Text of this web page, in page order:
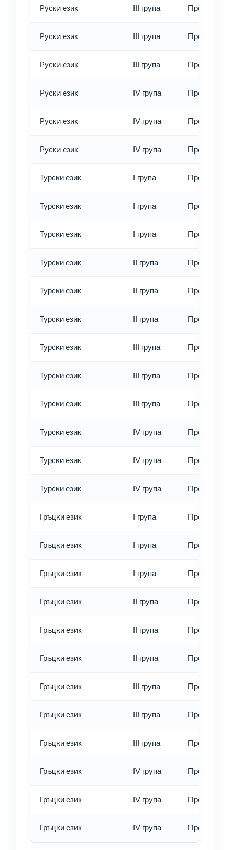
Руски език III група Превод -
Руски език III група Превод -
Руски език III група Превод -
Руски език IV група Превод -
Руски език IV група Превод -
Руски език IV група Превод -
Турски език I група Превод -
Турски език I група Превод -
Турски език I група Превод -
Турски език II група Превод -
Турски език II група Превод -
Турски език II група Превод -
Турски език III група Превод -
Турски език III група Превод -
Турски език III група Превод -
Турски език IV група Превод -
Турски език IV група Превод -
Турски език IV група Превод -
Гръцки език I група Превод -
Гръцки език I група Превод -
Гръцки език I група Превод -
Гръцки език II група Превод -
Гръцки език II група Превод -
Гръцки език II група Превод -
Гръцки език III група Превод -
Гръцки език III група Превод -
Гръцки език III група Превод -
Гръцки език IV група Превод -
Гръцки език IV група Превод -
Гръцки език IV група Превод -